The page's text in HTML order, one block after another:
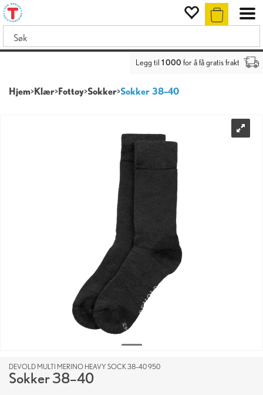
Legg til 1 000 for å få gratis frakt
Hjem>Klær>Fottøy>Sokker>Sokker 38–40
DEVOLD MULTI MERINO HEAVY SOCK 38–40 950
Sokker 38–40